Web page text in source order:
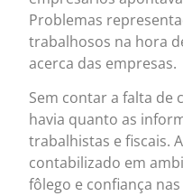
Problemas
trabalhosos na hora
acerca das empresas.
Sem contar a falta de
havia quanto as
trabalhistas e fiscais.
contabilizado em
fôlego e confiança